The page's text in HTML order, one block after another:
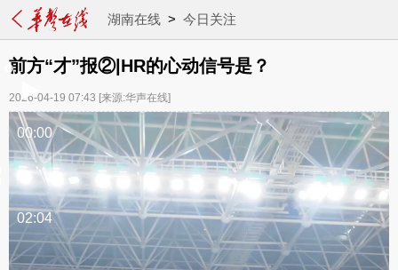
湖南在线> 今日关注
前方“才”报②|HR的心动信号是？
2026-04-19 07:43 [来源:华声在线]
00:00
02:04